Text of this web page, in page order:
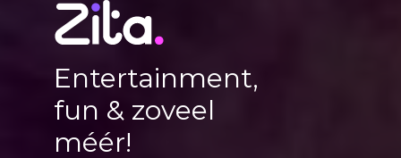
Entertainment,
fun & zoveel
méér!